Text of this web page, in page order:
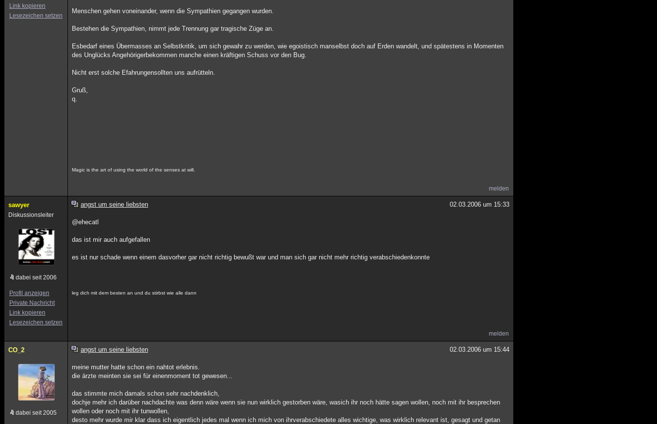
Link kopieren
Lesezeichen setzen
Menschen gehen voneinander, wenn die Sympathien gegangen wurden.
Bestehen die Sympathien, nimmt jede Trennung gar tragische Züge an.
Esbedarf eines Übermasses an Selbstkritik, um sich gewahr zu werden, wie egoistisch manselbst doch auf Erden wandelt, und spätestens in Momenten
des Unglücks Angehörigerbekommen manche einen kräftigen Schuss vor den Bug.
Nicht erst solche Efahrungensollten uns aufrütteln.
Gruß,
q.
Magic is the art of using the world of the senses at will.
melden
sawyer
Diskussionsleiter
dabei seit 2006
Profil anzeigen
Private Nachricht
Link kopieren
Lesezeichen setzen
angst um seine liebsten 02.03.2006 um 15:33
@ehecatl
das ist mir auch aufgefallen
es ist nur schade wenn einem dasvorher gar nicht richtig bewußt war und man sich gar nicht mehr richtig verabschiedenkonnte
leg dich mit dem besten an und du stirbst wie alle dann
melden
CO_2
dabei seit 2005
angst um seine liebsten 02.03.2006 um 15:44
meine mutter hatte schon ein nahtot erlebnis.
die ärzte meinten sie sei für einenmoment tot gewesen...
das stimmte mich damals schon sehr nachdenklich,
dochje mehr ich darüber nachdachte was denn wäre wenn sie nun wirklich gestorben wäre, wasich ihr noch hätte sagen wollen, noch mit ihr besprechen
wollen oder noch mit ihr tunwollen,
desto mehr wurde mir klar dass ich eigentlich jedes mal wenn ich mich von ihrverabschiedete alles wichtige, was wirklich relevant ist, gesagt und getan